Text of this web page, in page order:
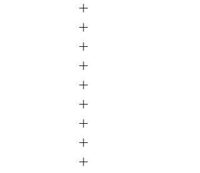
有者及び船長に対して損害賠償を請求